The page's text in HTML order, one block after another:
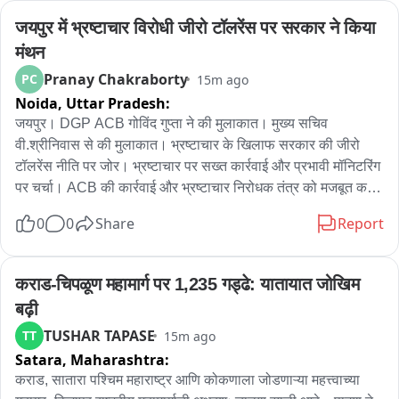
. तीनों मामलों में बैंक खातों, मोबाइल नंबर और चैट रिकॉर्ड की साइबर पुलिस
जांच जुटीं。
जयपुर में भ्रष्टाचार विरोधी जीरो टॉलरेंस पर सरकार ने किया
मंथन
PC Pranay Chakraborty 15m ago
Noida, Uttar Pradesh:
जयपुर। DGP ACB गोविंद गुप्ता ने की मुलाकात। मुख्य सचिव
वी.श्रीनिवास से की मुलाकात। भ्रष्टाचार के खिलाफ सरकार की जीरो
टॉलरेंस नीति पर जोर। भ्रष्टाचार पर सख्त कार्रवाई और प्रभावी मॉनिटरिंग
पर चर्चा। ACB की कार्रवाई और भ्रष्टाचार निरोधक तंत्र को मजबूत करने
जनता को पारदर्शी और भ्रष्टाचार मुक्त शासन देने पर चर्चा। भ्रष्टाचार के
0 0 Share Report
कराड-चिपळूण महामार्ग पर 1,235 गड्ढे: यातायात जोखिम
बढ़ी
TT TUSHAR TAPASE 15m ago
Satara, Maharashtra:
कराड, सातारा पश्चिम महाराष्ट्र आणि कोकणाला जोडणाऱ्या महत्त्वाच्या